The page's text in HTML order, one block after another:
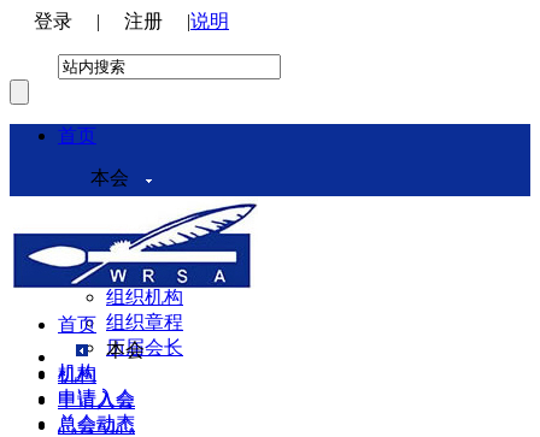
登录 | 注册 |说明
首页
本会
本会介绍
领导机构
理事会
组织机构
组织章程
历届会长
机构
申请入会
总会动态
首页
本会
机构
申请入会
总会动态